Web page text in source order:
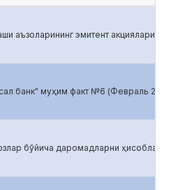
аъзоларининг эмитент
банк" муҳим факт №6 (Февраль
бўйича даромадларни